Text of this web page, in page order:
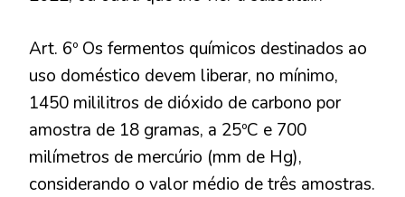
Art. 6º Os fermentos químicos destinados ao
uso doméstico devem liberar, no mínimo,
1450 mililitros de dióxido de carbono por
amostra de 18 gramas, a 25ºC e 700
milímetros de mercúrio (mm de Hg),
considerando o valor médio de três amostras.